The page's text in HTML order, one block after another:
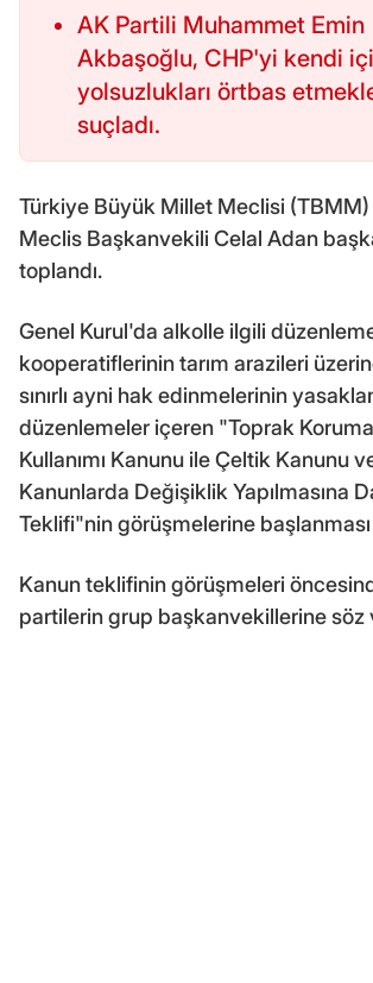
AK Partili Muhammet Emin
Akbaşoğlu, CHP'yi kendi
yolsuzlukları örtbas
suçladı.
Türkiye Büyük Millet Meclisi (TBMM)
Meclis Başkanvekili Celal Adan
toplandı.
Genel Kurul'da alkolle ilgili
kooperatiflerinin tarım arazileri
sınırlı ayni hak edinmelerinin
düzenlemeler içeren "Toprak
Kullanımı Kanunu ile Çeltik Kanunu
Kanunlarda Değişiklik Yapılmasına
Teklifi"nin görüşmelerine
Kanun teklifinin görüşmeleri
partilerin grup başkanvekillerine söz